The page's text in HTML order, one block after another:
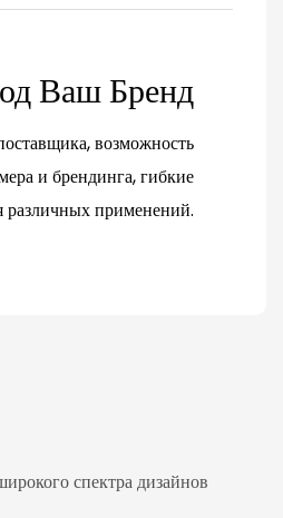
Ваш Бренд
возможность
и брендинга, гибкие
различных применений.
спектра дизайнов